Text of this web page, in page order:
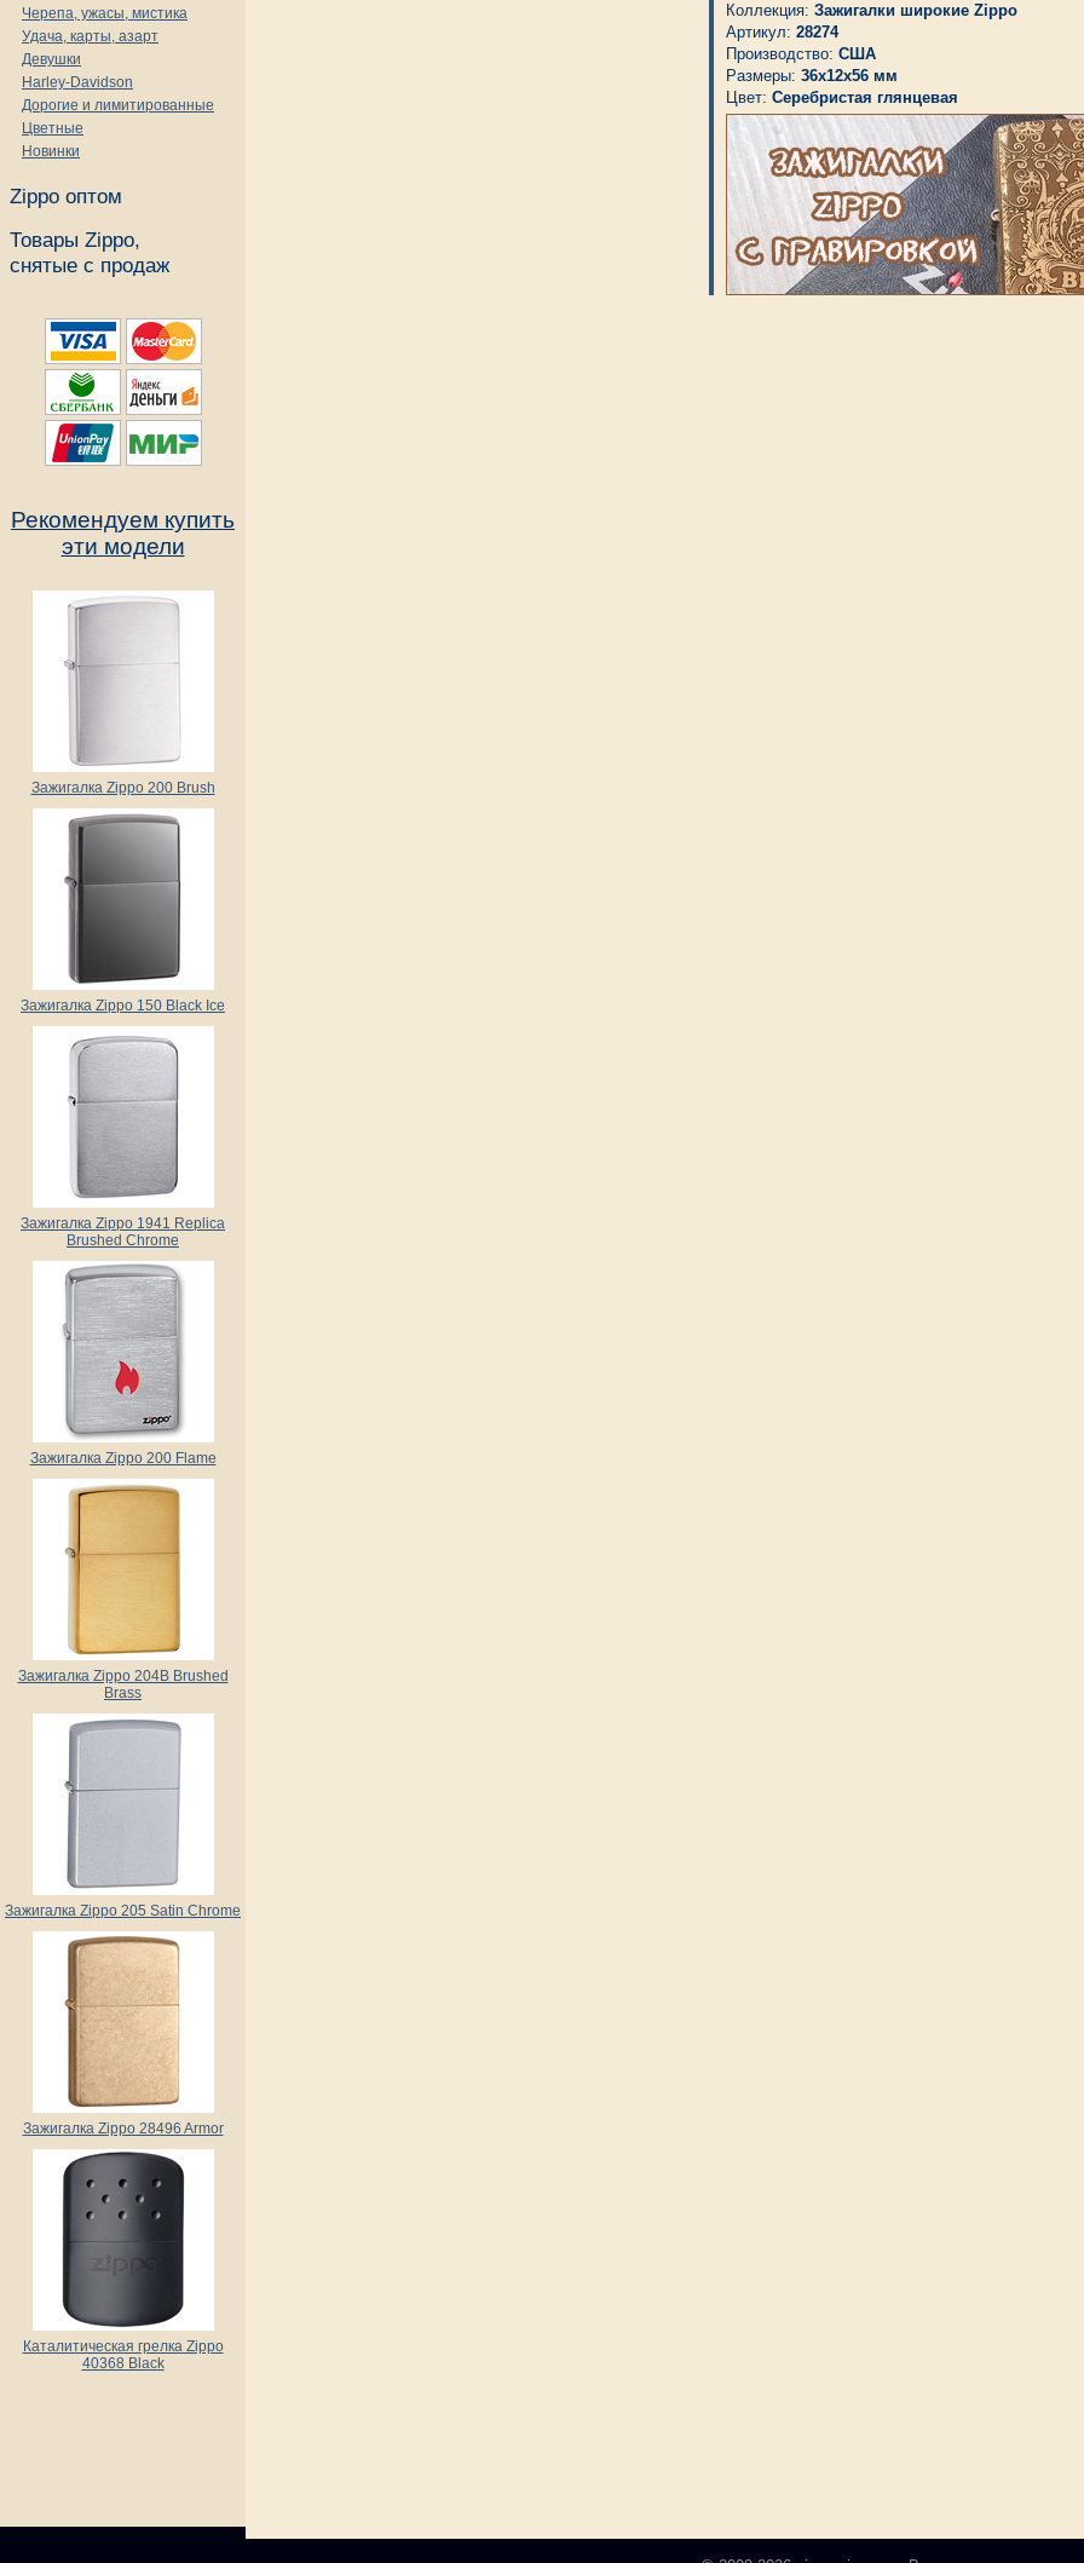
Черепа, ужасы, мистика
Удача, карты, азарт
Девушки
Harley-Davidson
Дорогие и лимитированные
Цветные
Новинки
Zippo оптом
Товары Zippo,
снятые с продаж
Рекомендуем купить
эти модели
Зажигалка Zippo 200 Brush
Зажигалка Zippo 150 Black Ice
Зажигалка Zippo 1941 Replica
Brushed Chrome
Зажигалка Zippo 200 Flame
Зажигалка Zippo 204B Brushed
Brass
Зажигалка Zippo 205 Satin Chrome
Зажигалка Zippo 28496 Armor
Каталитическая грелка Zippo
40368 Black
Коллекция: Зажигалки широкие Zippo
Артикул: 28274
Производство: США
Размеры: 36x12x56 мм
Цвет: Серебристая глянцевая